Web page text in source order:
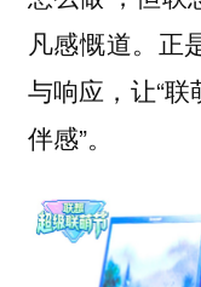
凡感慨道。正
与响应，让“联
伴感”。